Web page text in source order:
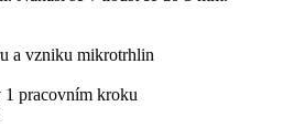
a vzniku mikrotrhlin
1 pracovním kroku